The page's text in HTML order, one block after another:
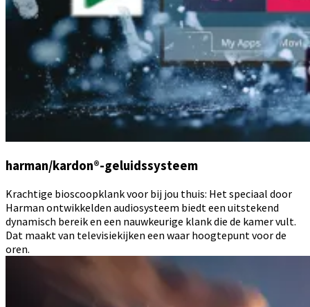
harman/kardon®-geluidssysteem
Krachtige bioscoopklank voor bij jou thuis: Het speciaal door
Harman ontwikkelden audiosysteem biedt een uitstekend
dynamisch bereik en een nauwkeurige klank die de kamer vult.
Dat maakt van televisiekijken een waar hoogtepunt voor de
oren.